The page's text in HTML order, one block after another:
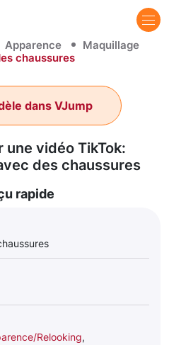
Apparence
Maquillage
chaussures
une vidéo TikTok:
des chaussures
dans VJump
rapide
Relooking,